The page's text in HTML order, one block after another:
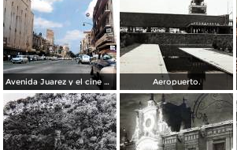
Avenida Juarez y el cine Variedades Guadalajara, Jalisco 1961 Aeropuerto.